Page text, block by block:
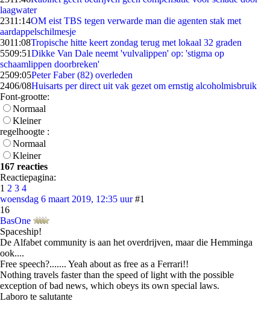
laagwater
2311:14OM eist TBS tegen verwarde man die agenten stak met
aardappelschilmesje
3011:08Tropische hitte keert zondag terug met lokaal 32 graden
5509:51Dikke Van Dale neemt 'vulvalippen' op: 'stigma op
schaamlippen doorbreken'
2509:05Peter Faber (82) overleden
2406/08Huisarts per direct uit vak gezet om ernstig alcoholmisbruik
Font-grootte:
Normaal
Kleiner
regelhoogte :
Normaal
Kleiner
167 reacties
Reactiepagina:
1 2 3 4
woensdag 6 maart 2019, 12:35 uur #1
16
BasOne
Spaceship!
De Alfabet community is aan het overdrijven, maar die Hemminga
ook....
Free speech?....... Yeah about as free as a Ferrari!!
Nothing travels faster than the speed of light with the possible
exception of bad news, which obeys its own special laws.
Laboro te salutante